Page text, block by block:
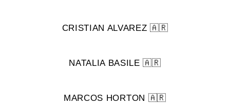
CRISTIAN ALVAREZ 🇦🇷
NATALIA BASILE 🇦🇷
MARCOS HORTON 🇦🇷